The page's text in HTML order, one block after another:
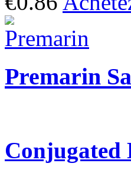
Premarin
Conjugated